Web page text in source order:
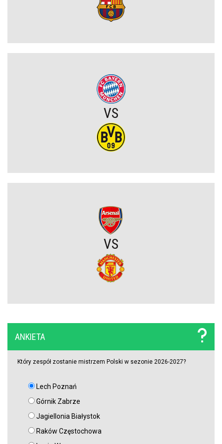
Wojna o władzę w FIFA. Infantino znalazł potężnego sojusznika
Chelsea dopina transfer lewego obrońcy za 21 milionów euro
Rodri wybrał FC Barcelonę?! Hiszpan odrzuca Real Madryt i chce
Zwycięski start ekipy Lewandowskiego w pucharach. Boczni
Niejasny los talentu Manchesteru United. Działacze szukają
Szokujący zwrot akcji na rynku transferowym. Gwiazdor odrzucił
ofertę Real Madryti zagra w Barcelonie
OFICJALNIE: Yan Diomande zawodnikiem Realu Madryt! Podpisał
wieloletni kontrakt
OFICJALNIE: Vinicius Junior przedłużył kontrakt z Realem Madryt!
VS
VS
ANKIETA
Który zespół zostanie mistrzem Polski w sezonie 2026-2027?
Lech Poznań
Górnik Zabrze
Jagiellonia Białystok
Raków Częstochowa